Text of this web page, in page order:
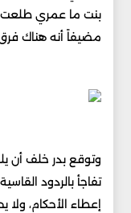
بنت ما عمري طلعت
مضيفاً أنه هناك
وتوقع بدر خلف أن
تفاجأ بالردود
إعطاء الأحكام،